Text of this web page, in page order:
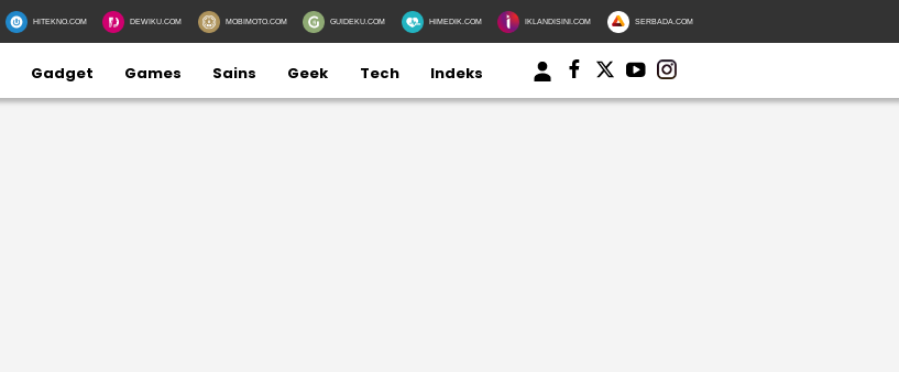
HITEKNO.COM DEWIKU.COM MOBIMOTO.COM GUIDEKU.COM HIMEDIK.COM IKLANDISINI.COM SERBADA.COM
Gadget Games Sains Geek Tech Indeks